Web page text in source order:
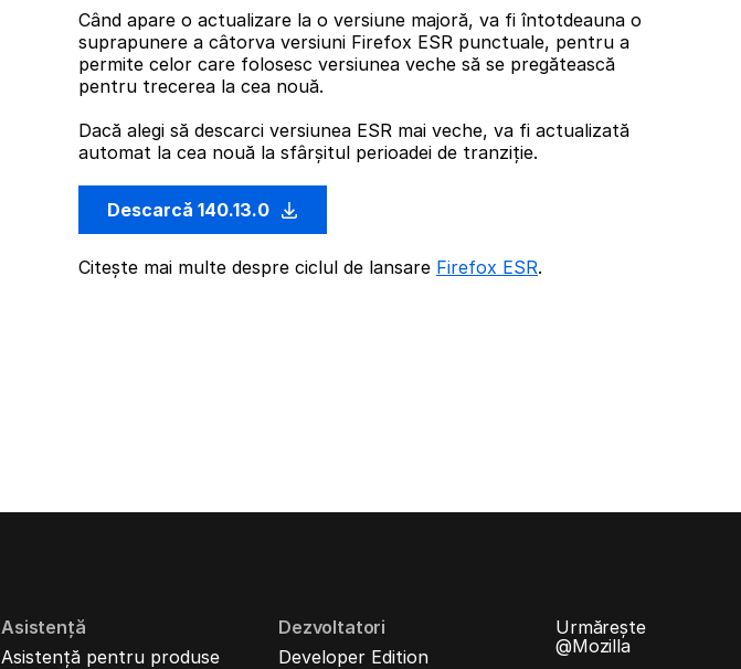
Când apare o actualizare la o versiune majoră, va fi întotdeauna o
suprapunere a câtorva versiuni Firefox ESR punctuale, pentru a
permite celor care folosesc versiunea veche să se pregătească
pentru trecerea la cea nouă.
Dacă alegi să descarci versiunea ESR mai veche, va fi actualizată
automat la cea nouă la sfârșitul perioadei de tranziție.
Descarcă 140.13.0
Citește mai multe despre ciclul de lansare Firefox ESR.
Asistență
Asistență pentru produse
Dezvoltatori
Developer Edition
Urmărește
@Mozilla